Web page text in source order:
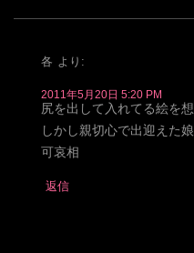
各 より:
2011年5月20日 5:20 PM
尻を出して入れてる絵を
しかし親切心で出迎えた
可哀相
返信